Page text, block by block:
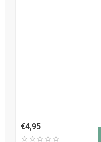
€4,95